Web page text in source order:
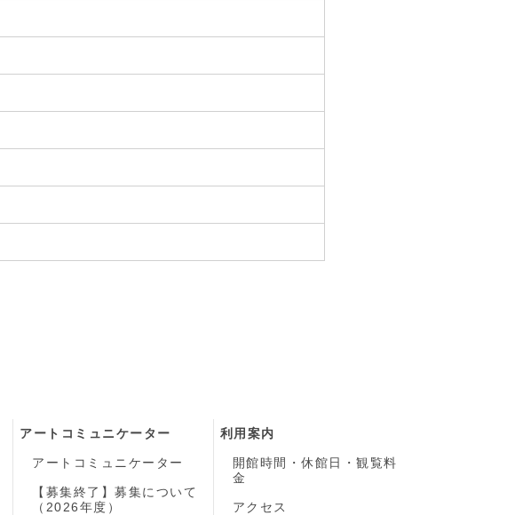
アートコミュニケーター
アートコミュニケーター
【募集終了】募集について
（2026年度）
利用案内
開館時間・休館日・観覧料
金
アクセス